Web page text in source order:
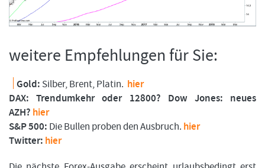
weitere Empfehlungen für Sie:
Gold: Silber, Brent, Platin. hier
DAX: Trendumkehr oder 12800? Dow Jones: neues
AZH? hier
S&P 500: Die Bullen proben den Ausbruch. hier
Twitter: hier